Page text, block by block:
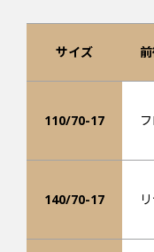
サイズ
110/70-17
140/70-17